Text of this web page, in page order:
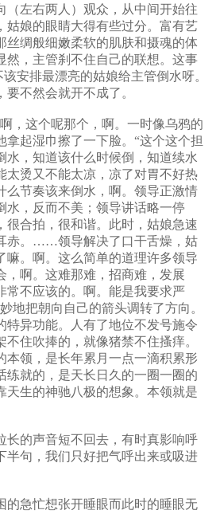
（左右两人）观众，从中间开始往
姑娘的眼睛大得有些过分。富有艺
丝绸般细嫩柔软的肌肤和摄魂的体
然，主管刹不住自己的联想。这事
安排最漂亮的姑娘给主管倒水呀。
不然会就开不成了。
这个呢那个，啊。一时像乌鸦的
起湿巾擦了一下脸。“这个这个担
水，知道该什么时候倒，知道续水
太烫又不能太凉，凉了对胃不好热
么节奏该来倒水，啊。领导正激情
水，反而不美；领导讲话略一停
很合拍，很和谐。此时，姑娘急速
赤。……领导解决了口干舌燥，姑
嘛。啊。这么简单的道理许多领导
，啊。这难那难，招商难，发展
常不应该的。啊。能是我要求严
地把朝向自己的箭头调转了方向。
特异功能。人有了地位不发号施令
住吹捧的，就像猪禁不住搔痒。
本领，是长年累月一点一滴积累形
练就的，是天长日久的一圈一圈的
天生的神驰八极的想象。本领就是
的声音短不回去，有时真影响呼
半句，我们只好把气呼出来或吸进
急忙想张开睡眼而此时的睡眼无